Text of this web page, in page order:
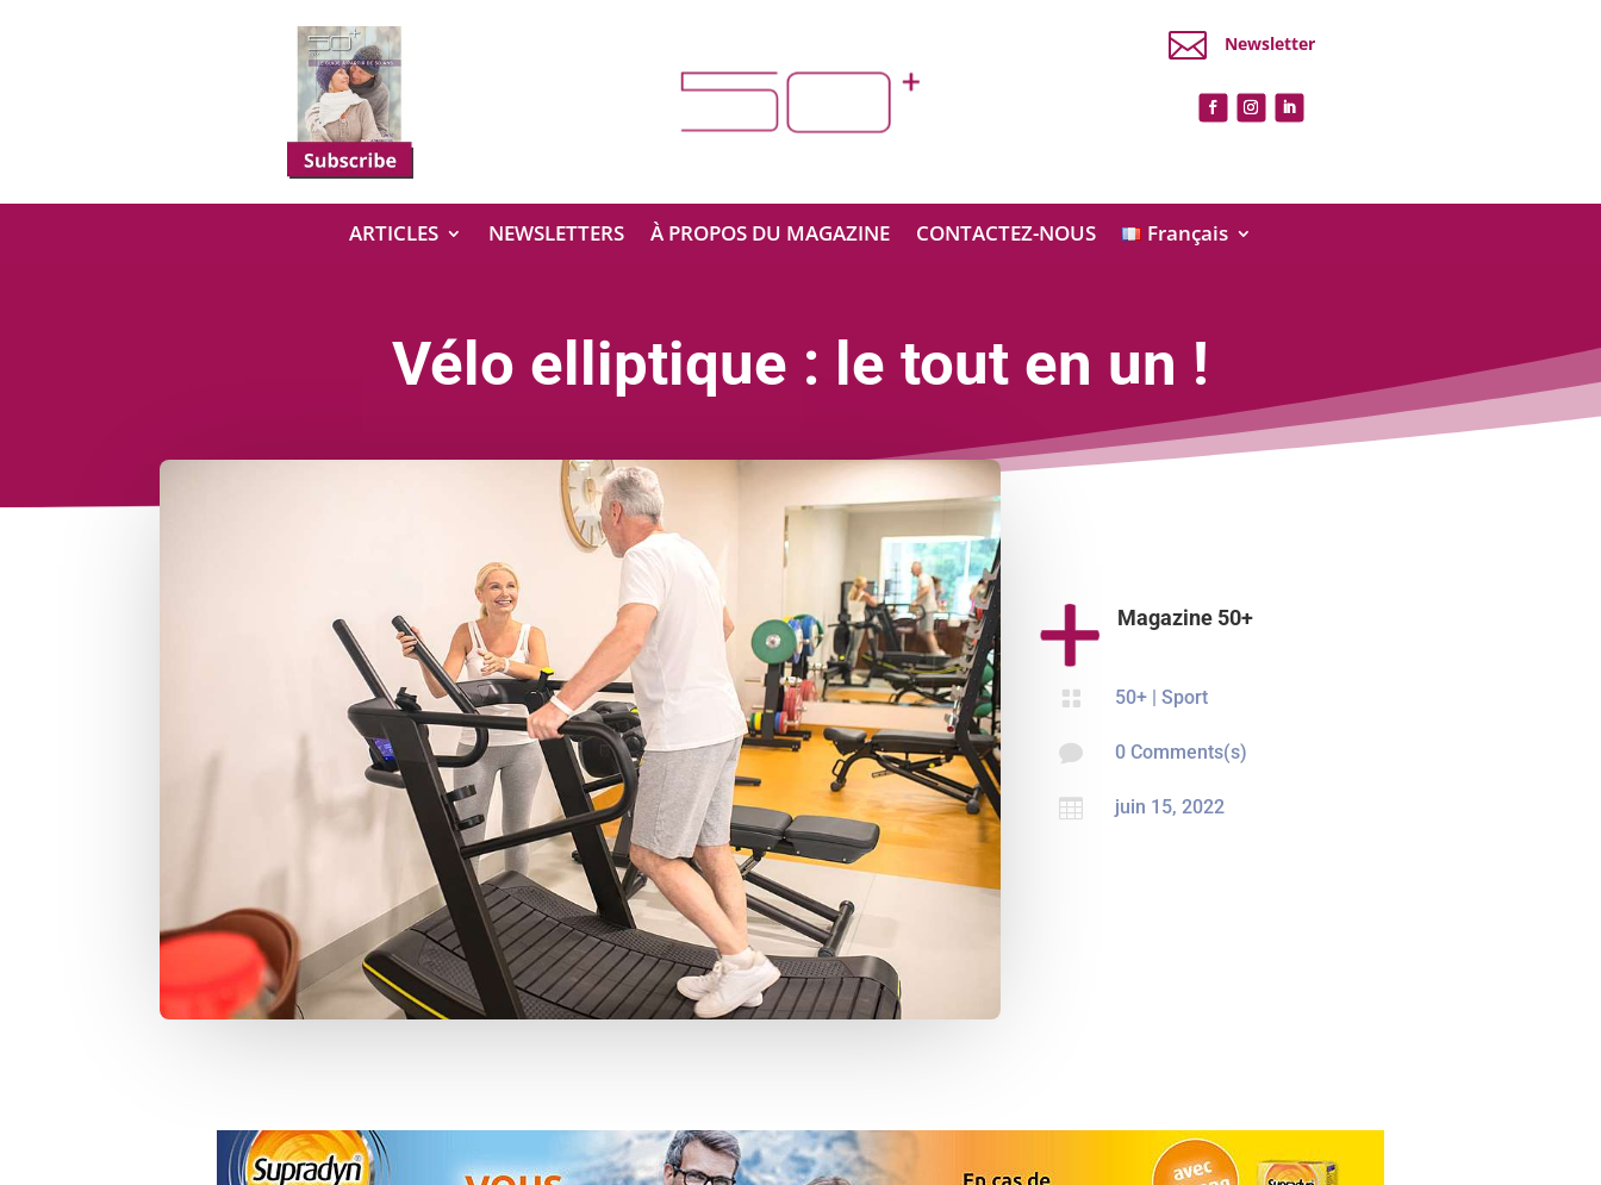
 Newsletter
ARTICLES NEWSLETTERS À PROPOS DU MAGAZINE CONTACTEZ-NOUS Français
Vélo elliptique : le tout en un !
Magazine 50+
 50+ |Sport
 0 Comments(s)
 juin 15, 2022